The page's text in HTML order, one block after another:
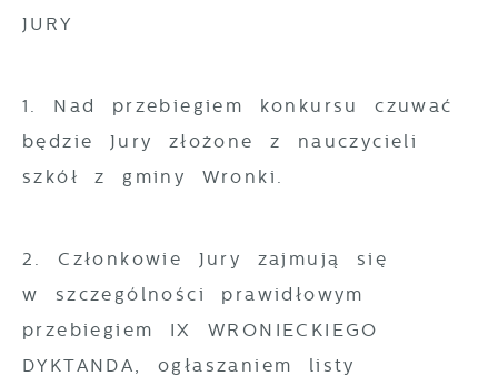
JURY
1. Nad przebiegiem konkursu czuwać
będzie Jury złożone z nauczycieli
szkół z gminy Wronki.
2. Członkowie Jury zajmują się
w szczególności prawidłowym
przebiegiem IX WRONIECKIEGO
DYKTANDA, ogłaszaniem listy